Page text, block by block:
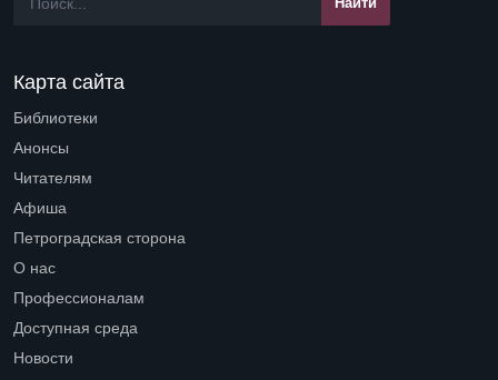
Карта сайта
Библиотеки
Анонсы
Читателям
Афиша
Петроградская сторона
О нас
Профессионалам
Доступная среда
Новости